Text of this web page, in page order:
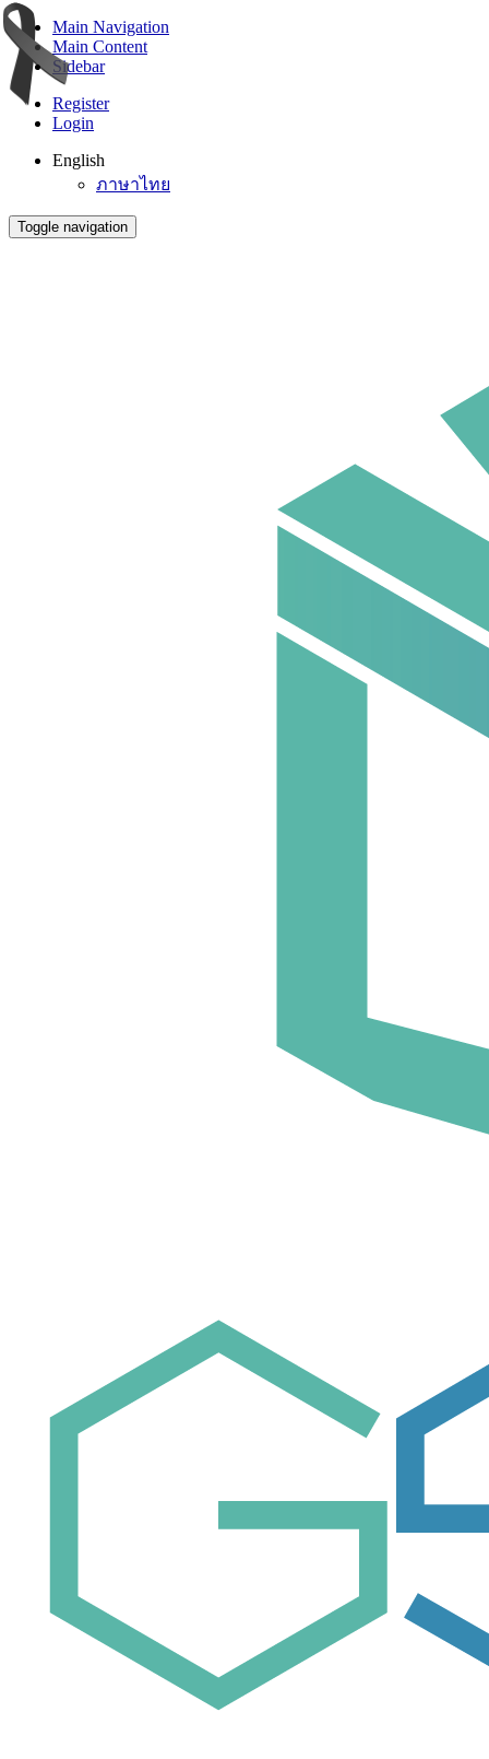
Main Navigation
Main Content
Sidebar
Register
Login
English
ภาษาไทย
Toggle navigation